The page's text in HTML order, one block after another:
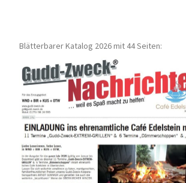
Blätterbarer Katalog 2026 mit 44 Seiten: